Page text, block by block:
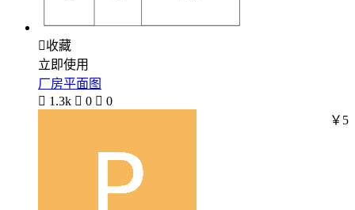
收藏
立即使用
厂房平面图
 1.3k  0  0
￥5